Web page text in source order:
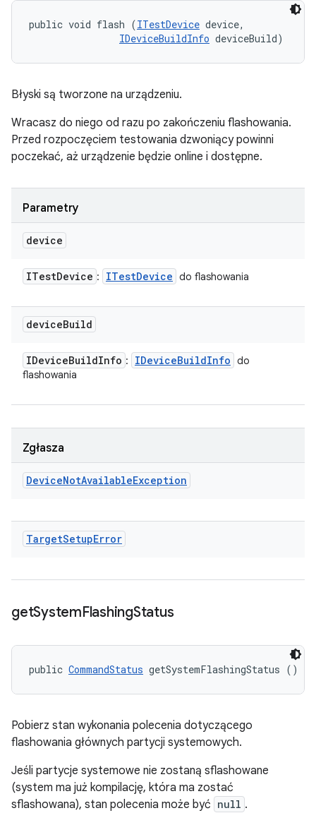
public void flash (ITestDevice device,
IDeviceBuildInfo deviceBuild)
Błyski są tworzone na urządzeniu.
Wracasz do niego od razu po zakończeniu flashowania.
Przed rozpoczęciem testowania dzwoniący powinni
poczekać, aż urządzenie będzie online i dostępne.
Parametry
device
ITestDevice : ITestDevice do flashowania
deviceBuild
IDeviceBuildInfo : IDeviceBuildInfo do
flashowania
Zgłasza
DeviceNotAvailableException
TargetSetupError
getSystemFlashingStatus
public CommandStatus getSystemFlashingStatus ()
Pobierz stan wykonania polecenia dotyczącego
flashowania głównych partycji systemowych.
Jeśli partycje systemowe nie zostaną sflashowane
(system ma już kompilację, która ma zostać
sflashowana), stan polecenia może być null .